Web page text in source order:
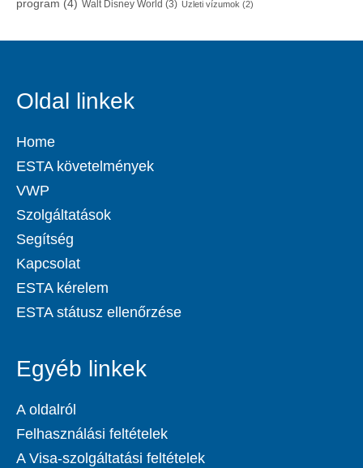
program (4) Walt Disney World (3) Üzleti vízumok (2)
Oldal linkek
Home
ESTA követelmények
VWP
Szolgáltatások
Segítség
Kapcsolat
ESTA kérelem
ESTA státusz ellenőrzése
Egyéb linkek
A oldalról
Felhasználási feltételek
A Visa-szolgáltatási feltételek